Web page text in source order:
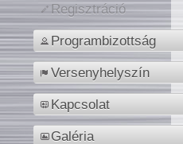
Regisztráció
Programbizottság
Versenyhelyszín
Kapcsolat
Galéria